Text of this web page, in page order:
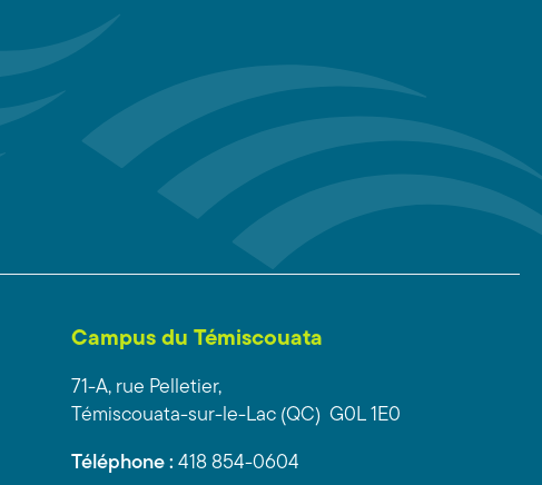
Campus du Témiscouata
71-A, rue Pelletier,
Témiscouata-sur-le-Lac (QC) G0L 1E0
Téléphone : 418 854-0604